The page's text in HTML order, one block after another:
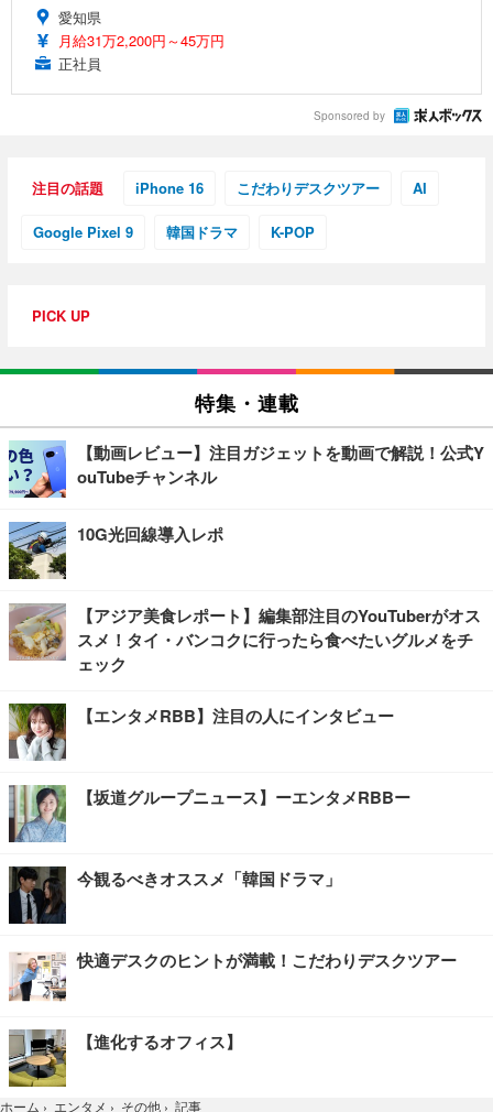
愛知県
月給31万2,200円～45万円
正社員
Sponsored by
注目の話題 iPhone 16 こだわりデスクツアー AI
Google Pixel 9 韓国ドラマ K-POP
PICK UP
特集・連載
【動画レビュー】注目ガジェットを動画で解説！公式Y
ouTubeチャンネル
10G光回線導入レポ
【アジア美食レポート】編集部注目のYouTuberがオス
スメ！タイ・バンコクに行ったら食べたいグルメをチ
ェック
【エンタメRBB】注目の人にインタビュー
【坂道グループニュース】ーエンタメRBBー
今観るべきオススメ「韓国ドラマ」
快適デスクのヒントが満載！こだわりデスクツアー
【進化するオフィス】
ホーム › エンタメ › その他 › 記事